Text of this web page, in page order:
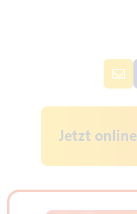
Jetzt